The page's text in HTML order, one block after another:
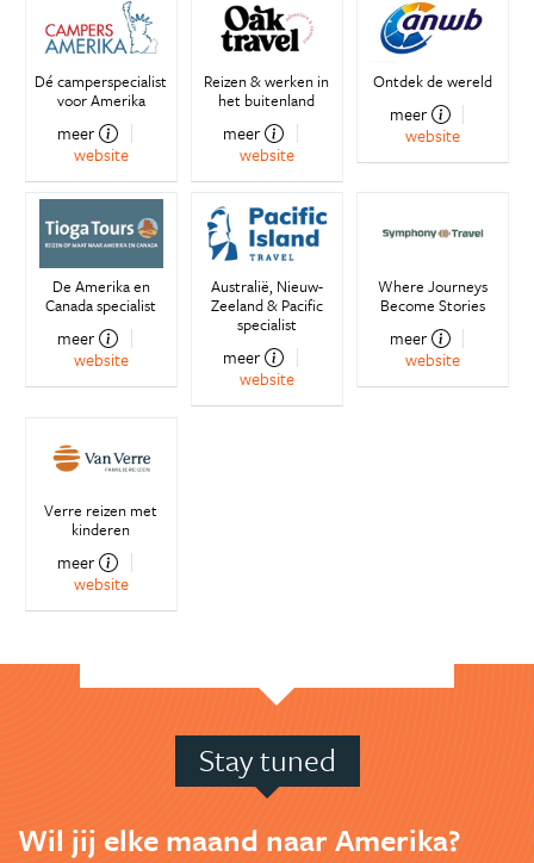
Dé camperspecialist
voor Amerika
meer
website
Reizen & werken in
het buitenland
meer
website
Ontdek de wereld
meer
website
De Amerika en
Canada specialist
meer
website
Australië, Nieuw-
Zeeland & Pacific
specialist
meer
website
Where Journeys
Become Stories
meer
website
Verre reizen met
kinderen
meer
website
Stay tuned
Wil jij elke maand naar Amerika?